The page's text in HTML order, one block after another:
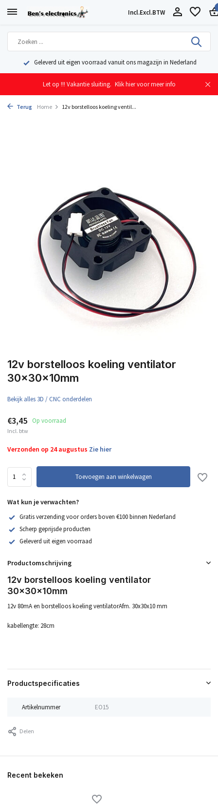
Incl.Excl.BTW
Geleverd uit eigen voorraad vanuit ons magazijn in Nederland
Let op !!! Vakantie sluiting. Klik hier voor meer info
Terug Home 12v borstelloos koeling ventil...
12v borstelloos koeling ventilator
30x30x10mm
Bekijk alles 3D / CNC onderdelen
€3,45 Op voorraad
Incl. btw
Verzonden op 24 augustus Zie hier
Toevoegen aan winkelwagen
Wat kun je verwachten?
Gratis verzending voor orders boven €100 binnen Nederland
Scherp geprijsde producten
Geleverd uit eigen voorraad
Productomschrijving
12v borstelloos koeling ventilator
30x30x10mm
12v 80mA en borstelloos koeling ventilatorAfm. 30x30x10 mm
kabellengte: 28cm
Productspecificaties
Artikelnummer EO15
Delen
Recent bekeken